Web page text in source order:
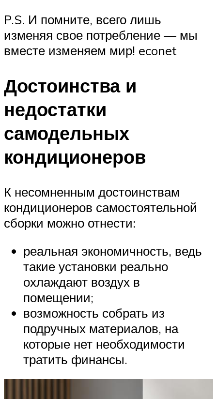
P.S. И помните, всего лишь
изменяя свое потребление — мы
вместе изменяем мир! econet
Достоинства и
недостатки
самодельных
кондиционеров
К несомненным достоинствам
кондиционеров самостоятельной
сборки можно отнести:
реальная экономичность, ведь
такие установки реально
охлаждают воздух в
помещении;
возможность собрать из
подручных материалов, на
которые нет необходимости
тратить финансы.